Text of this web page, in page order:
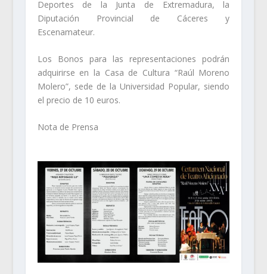
Deportes de la Junta de Extremadura, la
Diputación Provincial de Cáceres y
Escenamateur.
Los Bonos para las representaciones podrán
adquirirse en la Casa de Cultura “Raúl Moreno
Molero”, sede de la Universidad Popular, siendo
el precio de 10 euros.
Nota de Prensa